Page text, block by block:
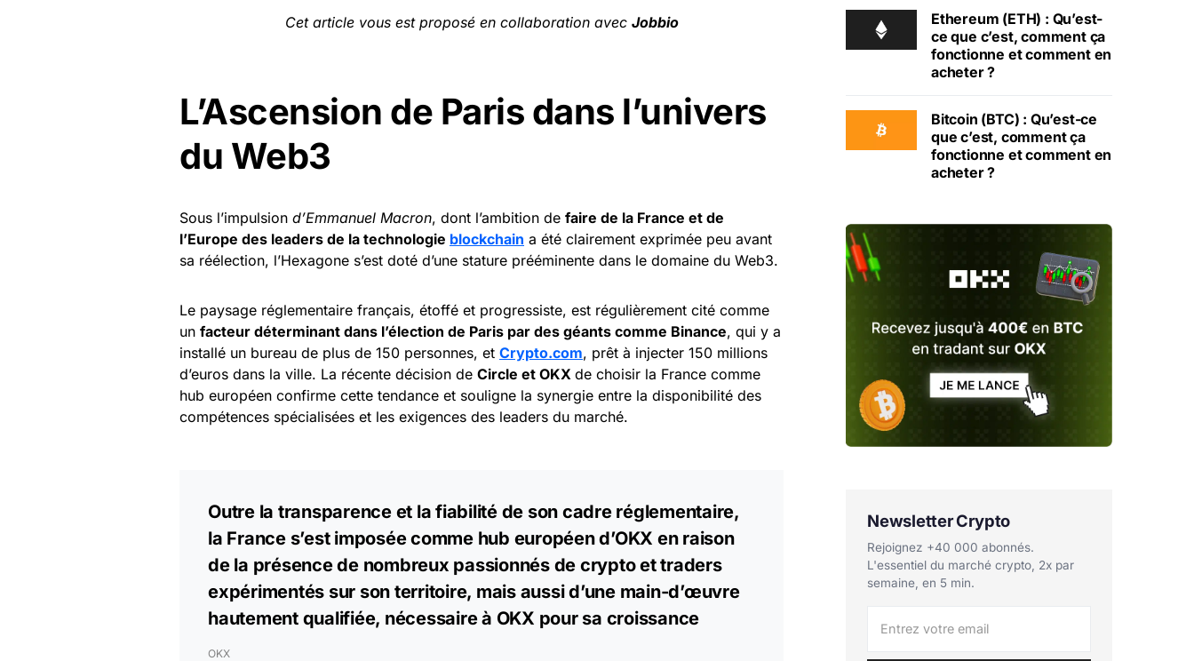
Cet article vous est proposé en collaboration avec Jobbio
L’Ascension de Paris dans l’univers
du Web3
Sous l’impulsion d’Emmanuel Macron, dont l’ambition de faire de la France et de
l’Europe des leaders de la technologie blockchain a été clairement exprimée peu avant
sa réélection, l’Hexagone s’est doté d’une stature prééminente dans le domaine du Web3.
Le paysage réglementaire français, étoffé et progressiste, est régulièrement cité comme
un facteur déterminant dans l’élection de Paris par des géants comme Binance, qui y a
installé un bureau de plus de 150 personnes, et Crypto.com, prêt à injecter 150 millions
d’euros dans la ville. La récente décision de Circle et OKX de choisir la France comme
hub européen confirme cette tendance et souligne la synergie entre la disponibilité des
compétences spécialisées et les exigences des leaders du marché.
Outre la transparence et la fiabilité de son cadre réglementaire,
la France s’est imposée comme hub européen d’OKX en raison
de la présence de nombreux passionnés de crypto et traders
expérimentés sur son territoire, mais aussi d’une main-d’œuvre
hautement qualifiée, nécessaire à OKX pour sa croissance
OKX
Ethereum (ETH) : Qu’est-
ce que c’est, comment ça
fonctionne et comment en
acheter ?
Bitcoin (BTC) : Qu’est-ce
que c’est, comment ça
fonctionne et comment en
acheter ?
Newsletter Crypto
Rejoignez +40 000 abonnés.
L'essentiel du marché crypto, 2x par
semaine, en 5 min.